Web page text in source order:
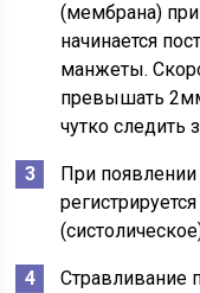
(мембрана)
начинается
манжеты.
превышать
чутко следить
При
Стравливание